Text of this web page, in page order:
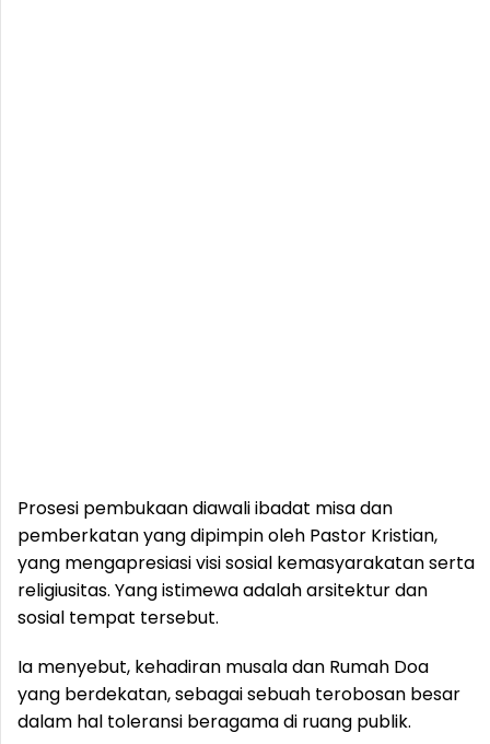
Prosesi pembukaan diawali ibadat misa dan
pemberkatan yang dipimpin oleh Pastor Kristian,
yang mengapresiasi visi sosial kemasyarakatan serta
religiusitas. Yang istimewa adalah arsitektur dan
sosial tempat tersebut.
Ia menyebut, kehadiran musala dan Rumah Doa
yang berdekatan, sebagai sebuah terobosan besar
dalam hal toleransi beragama di ruang publik.